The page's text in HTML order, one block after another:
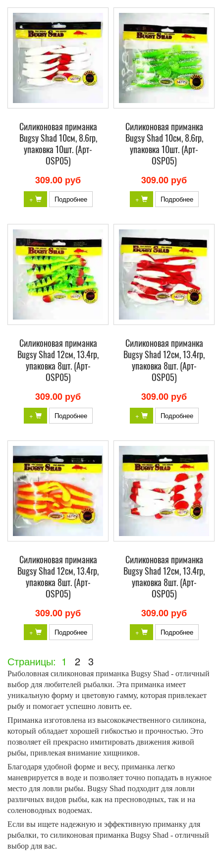
Силиконовая приманка
Bugsy Shad 10см, 8.6гр,
упаковка 10шт. (Арт-
OSP05)
309.00 руб
+ Подробнее
Силиконовая приманка
Bugsy Shad 10см, 8.6гр,
упаковка 10шт. (Арт-
OSP05)
309.00 руб
+ Подробнее
Силиконовая приманка
Bugsy Shad 12см, 13.4гр,
упаковка 8шт. (Арт-
OSP05)
309.00 руб
+ Подробнее
Силиконовая приманка
Bugsy Shad 12см, 13.4гр,
упаковка 8шт. (Арт-
OSP05)
309.00 руб
+ Подробнее
Силиконовая приманка
Bugsy Shad 12см, 13.4гр,
упаковка 8шт. (Арт-
OSP05)
309.00 руб
+ Подробнее
Силиконовая приманка
Bugsy Shad 12см, 13.4гр,
упаковка 8шт. (Арт-
OSP05)
309.00 руб
+ Подробнее
Страницы: 1 2 3
Рыболовная силиконовая приманка Bugsy Shad - отличный
выбор для любителей рыбалки. Эта приманка имеет
уникальную форму и цветовую гамму, которая привлекает
рыбу и помогает успешно ловить ее.
Приманка изготовлена из высококачественного силикона,
который обладает хорошей гибкостью и прочностью. Это
позволяет ей прекрасно имитировать движения живой
рыбы, привлекая внимание хищников.
Благодаря удобной форме и весу, приманка легко
маневрируется в воде и позволяет точно попадать в нужное
место для ловли рыбы. Bugsy Shad подходит для ловли
различных видов рыбы, как на пресноводных, так и на
соленоводных водоемах.
Если вы ищете надежную и эффективную приманку для
рыбалки, то силиконовая приманка Bugsy Shad - отличный
выбор для вас.